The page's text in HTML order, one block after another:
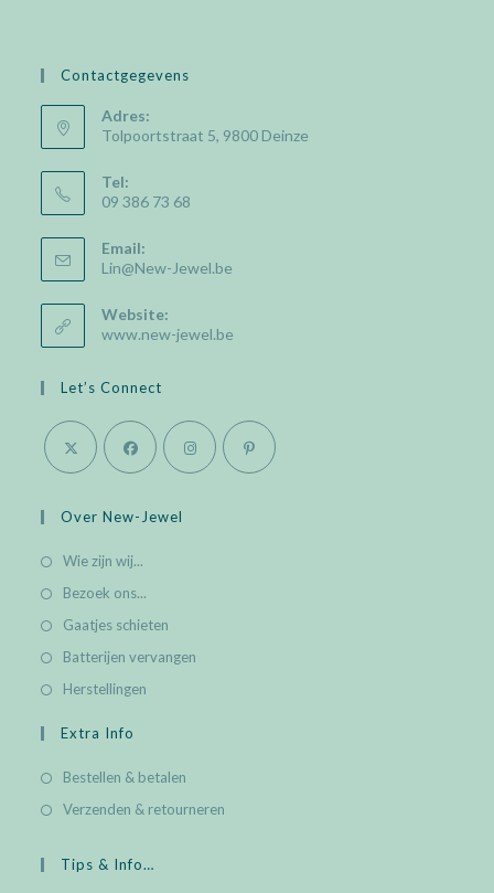
Contactgegevens
Adres:
Tolpoortstraat 5, 9800 Deinze
Tel:
09 386 73 68
Email:
Lin@New-Jewel.be
Website:
www.new-jewel.be
Let’s Connect
in
new
tab
in
new
tab
in
Over New-Jewel
Wie zijn wij...
Bezoek ons...
Gaatjes schieten
Batterijen vervangen
Herstellingen
Extra Info
Bestellen & betalen
Verzenden & retourneren
Tips & Info…